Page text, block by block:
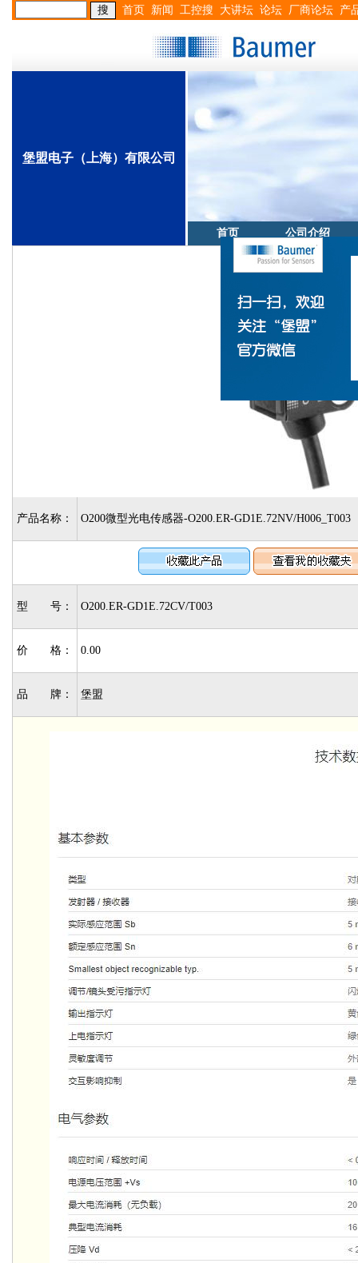
首页 新闻 工控搜 大讲坛 论坛 厂商论坛 产
堡盟电子（上海）有限公司
首页 公司介绍
产品名称： O200微型光电传感器-O200.ER-GD1E.72NV/H006_T003
型 号： O200.ER-GD1E.72CV/T003
价 格： 0.00
品 牌： 堡盟